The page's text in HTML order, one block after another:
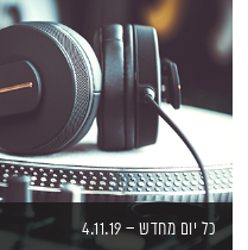
כל יום מחדש – 4.11.19